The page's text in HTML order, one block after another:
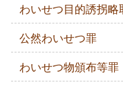
わいせつ目的誘拐略
公然わいせつ罪
わいせつ物頒布等罪